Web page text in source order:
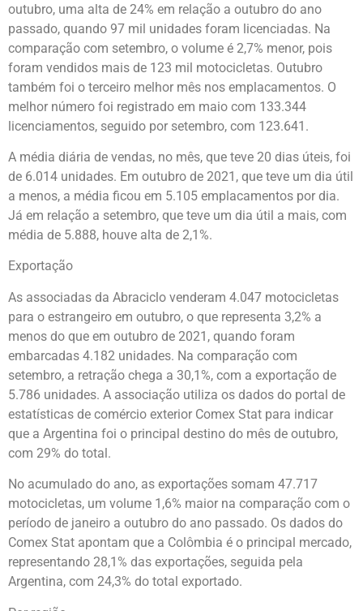
outubro, uma alta de 24% em relação a outubro do ano
passado, quando 97 mil unidades foram licenciadas. Na
comparação com setembro, o volume é 2,7% menor, pois
foram vendidos mais de 123 mil motocicletas. Outubro
também foi o terceiro melhor mês nos emplacamentos. O
melhor número foi registrado em maio com 133.344
licenciamentos, seguido por setembro, com 123.641.
A média diária de vendas, no mês, que teve 20 dias úteis, foi
de 6.014 unidades. Em outubro de 2021, que teve um dia útil
a menos, a média ficou em 5.105 emplacamentos por dia.
Já em relação a setembro, que teve um dia útil a mais, com
média de 5.888, houve alta de 2,1%.
Exportação
As associadas da Abraciclo venderam 4.047 motocicletas
para o estrangeiro em outubro, o que representa 3,2% a
menos do que em outubro de 2021, quando foram
embarcadas 4.182 unidades. Na comparação com
setembro, a retração chega a 30,1%, com a exportação de
5.786 unidades. A associação utiliza os dados do portal de
estatísticas de comércio exterior Comex Stat para indicar
que a Argentina foi o principal destino do mês de outubro,
com 29% do total.
No acumulado do ano, as exportações somam 47.717
motocicletas, um volume 1,6% maior na comparação com o
período de janeiro a outubro do ano passado. Os dados do
Comex Stat apontam que a Colômbia é o principal mercado,
representando 28,1% das exportações, seguida pela
Argentina, com 24,3% do total exportado.